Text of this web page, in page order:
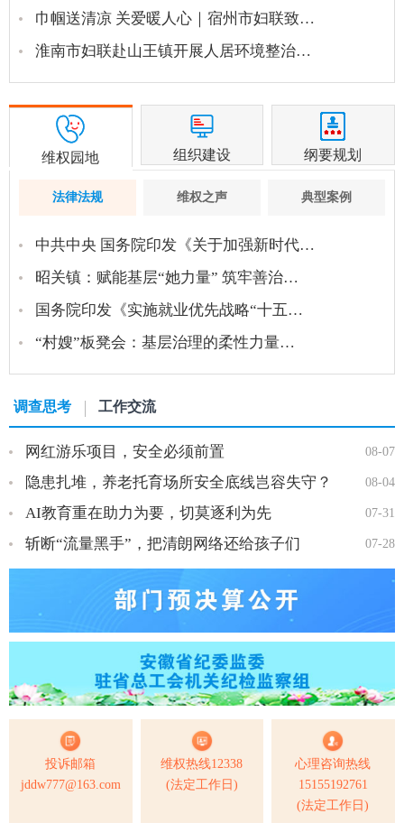
巾帼送清凉 关爱暖人心｜宿州市妇联致…
淮南市妇联赴山王镇开展人居环境整治…
维权园地 组织建设 纲要规划
法律法规 维权之声 典型案例
中共中央 国务院印发《关于加强新时代…
昭关镇：赋能基层“她力量” 筑牢善治…
国务院印发《实施就业优先战略“十五…
“村嫂”板凳会：基层治理的柔性力量…
调查思考 工作交流
08-07
网红游乐项目，安全必须前置
08-04
隐患扎堆，养老托育场所安全底线岂容失守？
07-31
AI教育重在助力为要，切莫逐利为先
07-28
斩断“流量黑手”，把清朗网络还给孩子们
投诉邮箱
jddw777@163.com
维权热线12338
(法定工作日)
心理咨询热线
15155192761
(法定工作日)